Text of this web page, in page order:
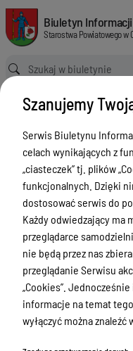
Informacje o instalacjach
Biuletyn Informacji Publicznej
Biuletyn
Starostwa Powiatowego w
Ścieżka powrotu
Strona główna
Informacja
Informacje o instalacjach
Informacja
Menu Przedmiotowe
Starostwo Powiatowe
Poradnik Interesanta
Informacje o naborze
Zamówienia Publiczne
Tablica ogłoszeń
Dyżury Aptek w Powiecie
Szanujemy
Serwis Biuletynu
celach wynikających z
„ciasteczek” tj. plików
funkcjonalnych. Dzięki
dostosować serwis do
Każdy odwiedzający ma
przeglądarce
nie będą przez nas
przeglądanie Serwisu
„Cookies”.
informacje na temat tego
wyłączyć można znaleźć